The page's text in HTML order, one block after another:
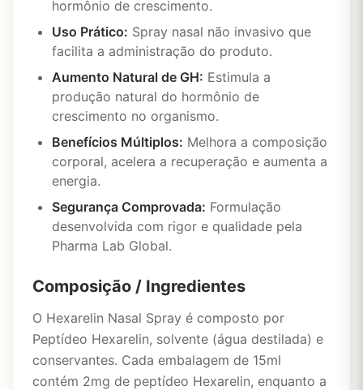
hormônio de crescimento.
Uso Prático: Spray nasal não invasivo que
facilita a administração do produto.
Aumento Natural de GH: Estimula a
produção natural do hormônio de
crescimento no organismo.
Benefícios Múltiplos: Melhora a composição
corporal, acelera a recuperação e aumenta a
energia.
Segurança Comprovada: Formulação
desenvolvida com rigor e qualidade pela
Pharma Lab Global.
Composição / Ingredientes
O Hexarelin Nasal Spray é composto por
Peptídeo Hexarelin, solvente (água destilada) e
conservantes. Cada embalagem de 15ml
contém 2mg de peptídeo Hexarelin, enquanto a